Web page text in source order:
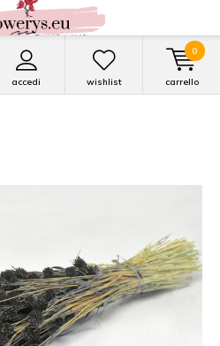
accedi wishlist carrello
0